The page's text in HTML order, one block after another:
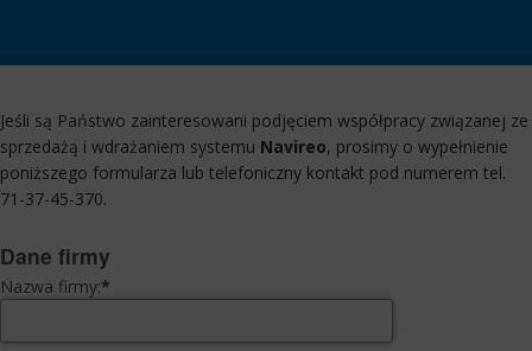
Jeśli są Państwo zainteresowani podjęciem współpracy związanej ze
sprzedażą i wdrażaniem systemu Navireo, prosimy o wypełnienie
poniższego formularza lub telefoniczny kontakt pod numerem tel.
71-37-45-370.
Dane firmy
Nazwa firmy:*